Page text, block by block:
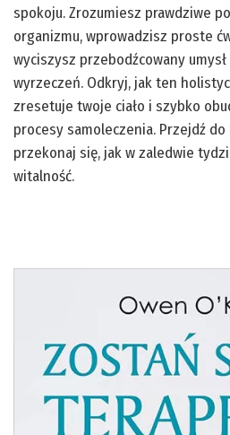
spokoju. Zrozumiesz prawdziwe
organizmu, wprowadzisz proste
wyciszysz przebodźcowany
wyrzeczeń. Odkryj, jak ten
zresetuje twoje ciało i szybko
procesy samoleczenia. Przejdź do
przekonaj się, jak w zaledwie
witalność.